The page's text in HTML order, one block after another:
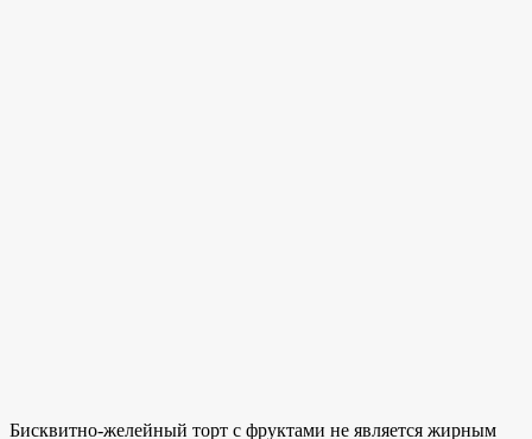
Бисквитно-желейный торт с фруктами не является жирным